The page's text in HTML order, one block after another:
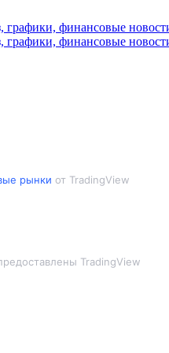
рынки от TradingView
TradingView